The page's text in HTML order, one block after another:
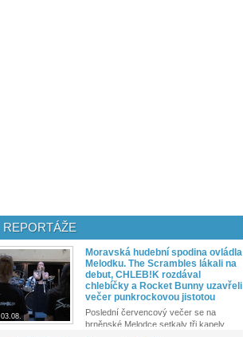
REPORTÁŽE
03.08.
Moravská hudební spodina ovládla
Melodku. The Scrambles lákali na
debut, CHLEB!K rozdával
chlebíčky a Rocket Bunny uzavřeli
večer punkrockovou jistotou
Poslední červencový večer se na
brněnské Melodce setkaly tři kapely...